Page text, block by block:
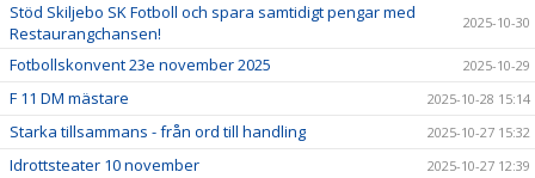
Stöd Skiljebo SK Fotboll och spara samtidigt pengar med
Restaurangchansen!
2025-10-30
Fotbollskonvent 23e november 2025 2025-10-29
F 11 DM mästare 2025-10-28 15:14
Starka tillsammans - från ord till handling 2025-10-27 15:32
Idrottsteater 10 november 2025-10-27 12:39